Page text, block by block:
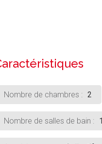
Nombre de chambres : 2
Nombre de salles de bain : 1